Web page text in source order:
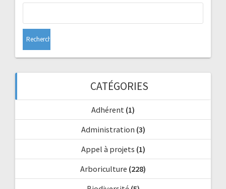
CATÉGORIES
Adhérent (1)
Administration (3)
Appel à projets (1)
Arboriculture (228)